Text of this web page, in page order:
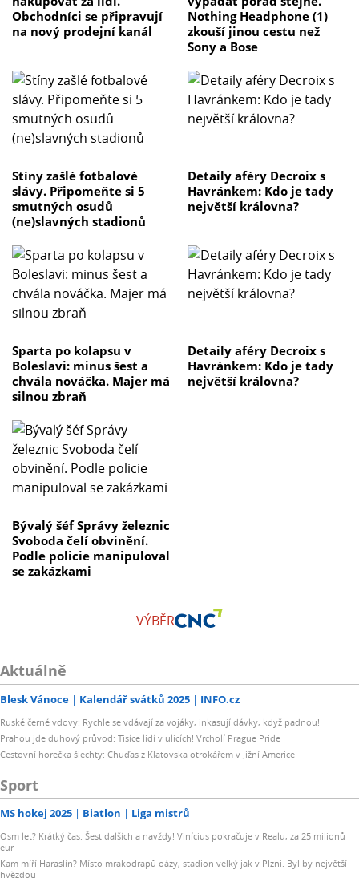
Obchodníci se připravují
na nový prodejní kanál
Nothing Headphone (1)
zkouší jinou cestu než
Sony a Bose
Stíny zašlé fotbalové
slávy. Připomeňte si 5
smutných osudů
(ne)slavných stadionů
Detaily aféry Decroix s
Havránkem: Kdo je tady
největší královna?
Sparta po kolapsu v
Boleslavi: minus šest a
chvála nováčka. Majer má
silnou zbraň
Detaily aféry Decroix s
Havránkem: Kdo je tady
největší královna?
Bývalý šéf Správy železnic
Svoboda čelí obvinění.
Podle policie manipuloval
se zakázkami
VÝBĚR
Aktuálně
Blesk Vánoce Kalendář svátků 2025 INFO.cz
Ruské černé vdovy: Rychle se vdávají za vojáky, inkasují dávky, když padnou!
Prahou jde duhový průvod: Tisíce lidí v ulicích! Vrcholí Prague Pride
Cestovní horečka šlechty: Chuďas z Klatovska otrokářem v Jižní Americe
Sport
MS hokej 2025 Biatlon Liga mistrů
Osm let? Krátký čas. Šest dalších a navždy! Vinícius pokračuje v Realu, za 25 milionů
eur
Kam míří Haraslín? Místo mrakodrapů oázy, stadion velký jak v Plzni. Byl by největší
hvězdou